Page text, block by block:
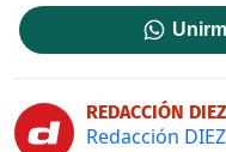
REDACCIÓN DIEZ
Redacción DIEZ